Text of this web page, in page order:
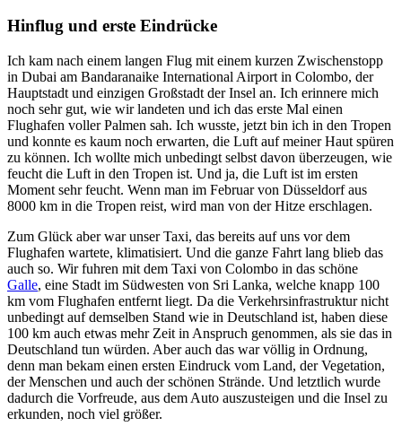
Hinflug und erste Eindrücke
Ich kam nach einem langen Flug mit einem kurzen Zwischenstopp
in Dubai am Bandaranaike International Airport in Colombo, der
Hauptstadt und einzigen Großstadt der Insel an. Ich erinnere mich
noch sehr gut, wie wir landeten und ich das erste Mal einen
Flughafen voller Palmen sah. Ich wusste, jetzt bin ich in den Tropen
und konnte es kaum noch erwarten, die Luft auf meiner Haut spüren
zu können. Ich wollte mich unbedingt selbst davon überzeugen, wie
feucht die Luft in den Tropen ist. Und ja, die Luft ist im ersten
Moment sehr feucht. Wenn man im Februar von Düsseldorf aus
8000 km in die Tropen reist, wird man von der Hitze erschlagen.
Zum Glück aber war unser Taxi, das bereits auf uns vor dem
Flughafen wartete, klimatisiert. Und die ganze Fahrt lang blieb das
auch so. Wir fuhren mit dem Taxi von Colombo in das schöne
Galle, eine Stadt im Südwesten von Sri Lanka, welche knapp 100
km vom Flughafen entfernt liegt. Da die Verkehrsinfrastruktur nicht
unbedingt auf demselben Stand wie in Deutschland ist, haben diese
100 km auch etwas mehr Zeit in Anspruch genommen, als sie das in
Deutschland tun würden. Aber auch das war völlig in Ordnung,
denn man bekam einen ersten Eindruck vom Land, der Vegetation,
der Menschen und auch der schönen Strände. Und letztlich wurde
dadurch die Vorfreude, aus dem Auto auszusteigen und die Insel zu
erkunden, noch viel größer.